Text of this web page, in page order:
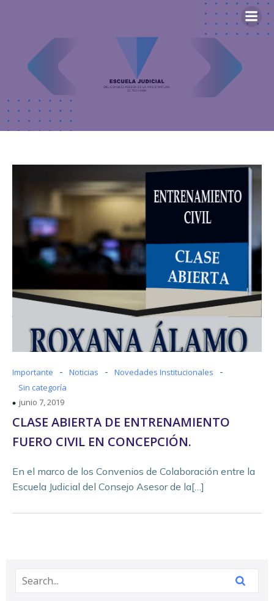
Importante - Noticias - Novedades Institucionales -
Sin categoría
junio 7, 2019
CLASE ABIERTA DE ENTRENAMIENTO
FUERO CIVIL EN CONCEPCIÓN.
En el marco de los Convenios de Colaboración entre la
Escuela Judicial del Consejo Asesor de la[…]